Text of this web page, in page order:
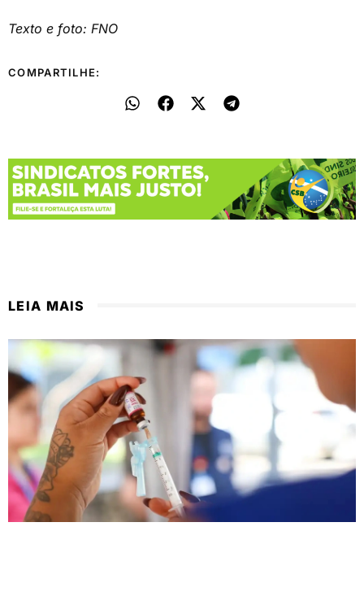
Texto e foto: FNO
COMPARTILHE:
LEIA MAIS